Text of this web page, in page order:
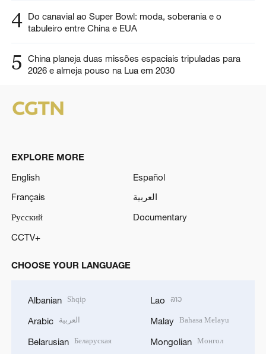
4 Do canavial ao Super Bowl: moda, soberania e o
tabuleiro entre China e EUA
5
China planeja duas missões espaciais tripuladas para
2026 e almeja pouso na Lua em 2030
EXPLORE MORE
English
Español
Français
العربية
Русский
Documentary
CCTV+
CHOOSE YOUR LANGUAGE
Albanian Shqip
Arabic العربية
Belarusian Беларуская
Lao ລາວ
Malay Bahasa Melayu
Mongolian Монгол